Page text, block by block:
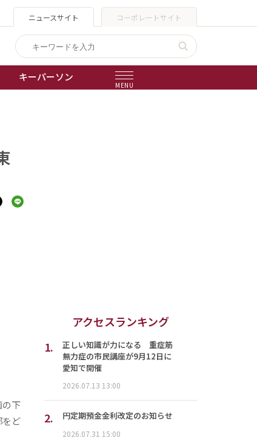
ニュースサイト コーポレートサイト
キーパーソン
MENU
下
をど
アクセスランキング
1.
正しい知識が力になる 重症筋
無力症の市民講座が9月12日に
愛知で開催
2026.07.13 13:00
2. 円定期預金金利改定のお知らせ
2026.07.31 15:00